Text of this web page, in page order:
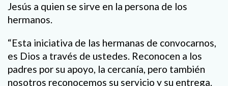
Jesús a quien se sirve en la persona de los
hermanos.
“Esta iniciativa de las hermanas de convocarnos,
es Dios a través de ustedes. Reconocen a los
padres por su apoyo, la cercanía, pero también
nosotros reconocemos su servicio y su entrega.